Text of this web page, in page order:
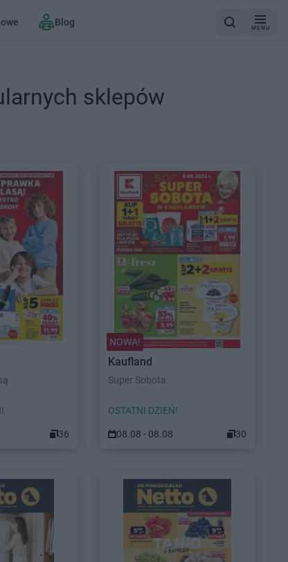
Blog
MENU
sklepów
36
NOWA!
Kaufland
Super Sobota
OSTATNI DZIEŃ!
08.08 - 08.08 30